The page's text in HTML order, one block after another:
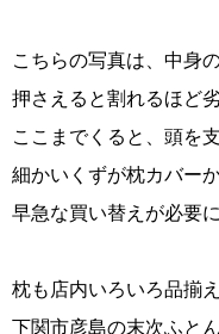
こちらの写真は、中身
押さえると割れるほど
ここまでくると、頭を
細かいくずが枕カバー
早急な買い替えが必要
枕も店内いろいろ品揃
下関市彦島の末次ふと